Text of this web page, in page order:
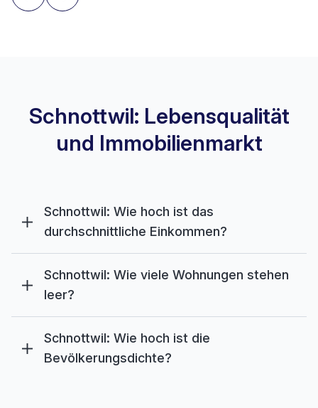
Schnottwil: Lebensqualität
und Immobilienmarkt
Schnottwil: Wie hoch ist das
durchschnittliche Einkommen?
Schnottwil: Wie viele Wohnungen stehen
leer?
Schnottwil: Wie hoch ist die
Bevölkerungsdichte?